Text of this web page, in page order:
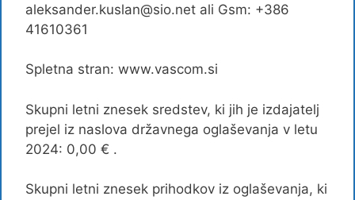
aleksander.kuslan@sio.net ali Gsm: +386
41610361
Spletna stran: www.vascom.si
Skupni letni znesek sredstev, ki jih je izdajatelj
prejel iz naslova državnega oglaševanja v letu
2024: 0,00 € .
Skupni letni znesek prihodkov iz oglaševanja, ki